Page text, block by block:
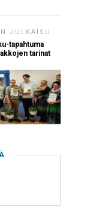
JULKAISU
tapahtuma
tarinat